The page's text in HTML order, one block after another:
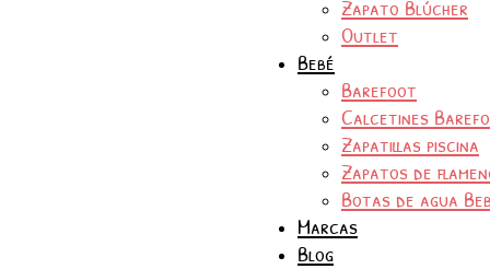
Zapato Blúcher
Outlet
Bebé
Barefoot
Calcetines
Zapatillas piscina
Zapatos de
Botas de agua
Marcas
Blog